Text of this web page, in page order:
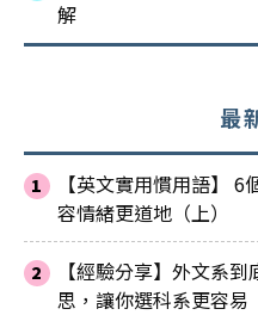
解
最
【英文實用慣用語】
容情緒更道地（上）
【經驗分享】外文系
思，讓你選科系更容易